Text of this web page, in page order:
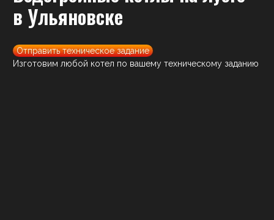
в Ульяновске
Отправить техническое задание
Изготовим любой котел по вашему техническому заданию